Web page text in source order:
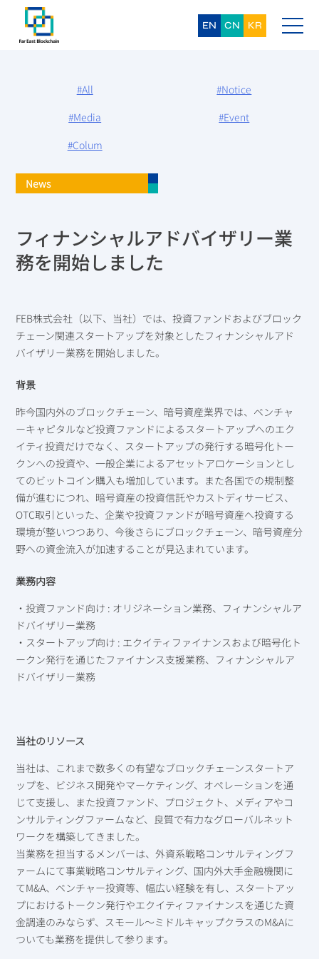
content EN CN KR
#All
#Notice
#Media
#Event
#Colum
News
フィナンシャルアドバイザリー業
務を開始しました
FEB株式会社（以下、当社）では、投資ファンドおよびブロック
チェーン関連スタートアップを対象としたフィナンシャルアド
バイザリー業務を開始しました。
背景
昨今国内外のブロックチェーン、暗号資産業界では、ベンチャ
ーキャピタルなど投資ファンドによるスタートアップへのエク
イティ投資だけでなく、スタートアップの発行する暗号化トー
クンへの投資や、一般企業によるアセットアロケーションとし
てのビットコイン購入も増加しています。また各国での規制整
備が進むにつれ、暗号資産の投資信託やカストディサービス、
OTC取引といった、企業や投資ファンドが暗号資産へ投資する
環境が整いつつあり、今後さらにブロックチェーン、暗号資産分
野への資金流入が加速することが見込まれています。
業務内容
・投資ファンド向け : オリジネーション業務、フィナンシャルア
ドバイザリー業務
・スタートアップ向け : エクイティファイナンスおよび暗号化ト
ークン発行を通じたファイナンス支援業務、フィナンシャルア
ドバイザリー業務
当社のリソース
当社は、これまで数多くの有望なブロックチェーンスタートア
ップを、ビジネス開発やマーケティング、オペレーションを通
じて支援し、また投資ファンド、プロジェクト、メディアやコ
ンサルティングファームなど、良質で有力なグローバルネット
ワークを構築してきました。
当業務を担当するメンバーは、外資系戦略コンサルティングフ
ァームにて事業戦略コンサルティング、国内外大手金融機関に
てM&A、ベンチャー投資等、幅広い経験を有し、スタートアッ
プにおけるトークン発行やエクイティファイナンスを通じた資
金調達のみならず、スモール～ミドルキャップクラスのM&Aに
ついても業務を提供して参ります。